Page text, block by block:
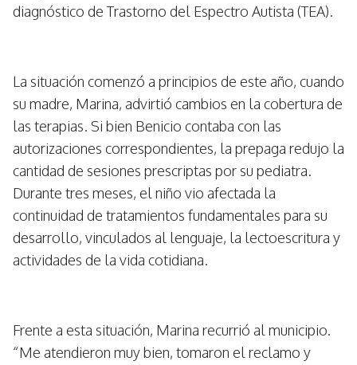
diagnóstico de Trastorno del Espectro Autista (TEA).
La situación comenzó a principios de este año, cuando
su madre, Marina, advirtió cambios en la cobertura de
las terapias. Si bien Benicio contaba con las
autorizaciones correspondientes, la prepaga redujo la
cantidad de sesiones prescriptas por su pediatra.
Durante tres meses, el niño vio afectada la
continuidad de tratamientos fundamentales para su
desarrollo, vinculados al lenguaje, la lectoescritura y
actividades de la vida cotidiana.
Frente a esta situación, Marina recurrió al municipio.
“Me atendieron muy bien, tomaron el reclamo y